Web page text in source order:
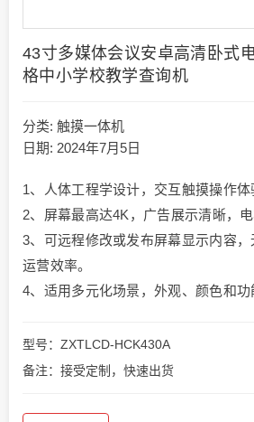
43寸多媒体会议安卓高清卧式
格中小学校教学查询机
分类: 触摸一体机
日期: 2024年7月5日
1、人体工程学设计，交互触摸操作体
2、屏幕最高达4K，广告展示清晰，电
3、可远程修改或发布屏幕显示内容
运营效率。
4、适用多元化场景，外观、颜色和功
型号：ZXTLCD-HCK430A
备注：接受定制，快速出货